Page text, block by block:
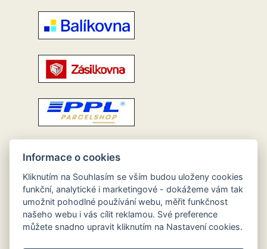
Informace o cookies
Kliknutím na Souhlasím se vším budou uloženy cookies
funkční, analytické i marketingové - dokážeme vám tak
umožnit pohodlné používání webu, měřit funkčnost
našeho webu i vás cílit reklamou. Své preference
můžete snadno upravit kliknutím na Nastavení cookies.